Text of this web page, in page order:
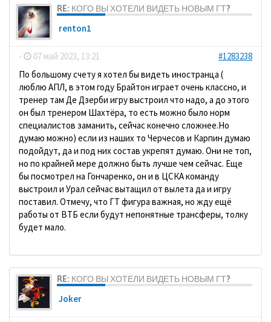
RE: КОГО ВЫ ХОТЕЛИ ВИДЕТЬ НОВЫМ ГТ?
renton1
- 07 май 2023, 13:21
#1283238
По большому счету я хотел бы видеть иностранца (
люблю АПЛ, в этом году Брайтон играет очень классно, и
тренер там Де Дзерби игру выстроил что надо, а до этого
он был тренером Шахтёра, то есть можно было норм
специалистов заманить, сейчас конечно сложнее.Но
думаю можно) если из наших то Черчесов и Карпин думаю
подойдут, да и под них состав укрепят думаю. Они не топ,
но по крайней мере должно быть лучше чем сейчас. Еще
бы посмотрел на Гончаренко, он и в ЦСКА команду
выстроил и Урал сейчас вытащил от вылета да и игру
поставил. Отмечу, что ГТ фигура важная, но жду ещё
работы от ВТБ если будут непонятные трансферы, толку
будет мало.
RE: КОГО ВЫ ХОТЕЛИ ВИДЕТЬ НОВЫМ ГТ?
Joker